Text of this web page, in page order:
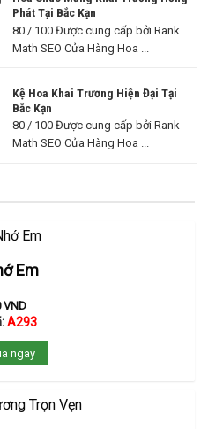
Phát Tại Bắc Kạn
80 / 100 Được cung cấp bởi Rank
Math SEO Cửa Hàng Hoa ...
Kệ Hoa Khai Trương Hiện Đại Tại
Bắc Kạn
80 / 100 Được cung cấp bởi Rank
Math SEO Cửa Hàng Hoa ...
Em
VND
A293
ngay